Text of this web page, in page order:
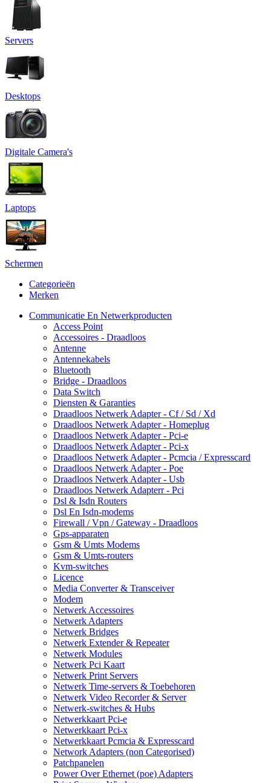
Servers
Desktops
Digitale Camera's
Laptops
Schermen
Categorieën
Merken
Communicatie En Netwerkproducten
Access Point
Accessoires - Draadloos
Antenne
Antennekabels
Bluetooth
Bridge - Draadloos
Data Switch
Diensten & Garanties
Draadloos Netwerk Adapter - Cf / Sd / Xd
Draadloos Netwerk Adapter - Homeplug
Draadloos Netwerk Adapter - Pci-e
Draadloos Netwerk Adapter - Pci-x
Draadloos Netwerk Adapter - Pcmcia / Expresscard
Draadloos Netwerk Adapter - Poe
Draadloos Netwerk Adapter - Usb
Draadloos Netwerk Adapterr - Pci
Dsl & Isdn Routers
Dsl En Isdn-modems
Firewall / Vpn / Gateway - Draadloos
Gps-apparaten
Gsm & Umts Modems
Gsm & Umts-routers
Kvm-switches
Licence
Media Converter & Transceiver
Modem
Netwerk Accessoires
Netwerk Adapters
Netwerk Bridges
Netwerk Extender & Repeater
Netwerk Modules
Netwerk Pci Kaart
Netwerk Print Servers
Netwerk Time-servers & Toebehoren
Netwerk Video Recorder & Server
Netwerk-switches & Hubs
Netwerkkaart Pci-e
Netwerkkaart Pci-x
Netwerkkaart Pcmcia & Expresscard
Network Adapters (non Categorised)
Patchpanelen
Power Over Ethernet (poe) Adapters